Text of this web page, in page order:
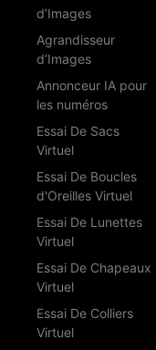
d’Images
Agrandisseur
d’Images
Annonceur IA pour
les numéros
Essai De Sacs
Virtuel
Essai De Boucles
d'Oreilles Virtuel
Essai De Lunettes
Virtuel
Essai De Chapeaux
Virtuel
Essai De Colliers
Virtuel